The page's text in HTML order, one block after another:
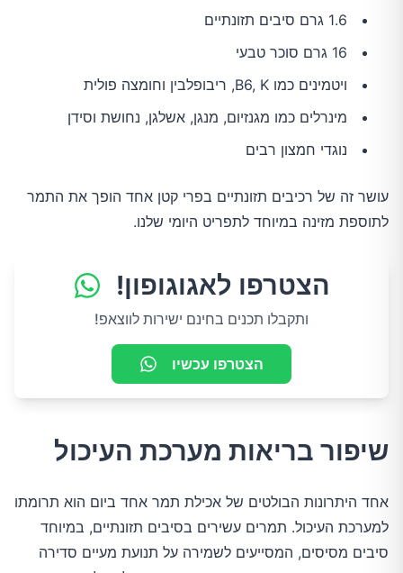
1.6 גרם סיבים תזונתיים
16 גרם סוכר טבעי
ויטמינים כמו B6, K, ריבופלבין וחומצה פולית
מינרלים כמו מגנזיום, מנגן, אשלגן, נחושת וסידן
נוגדי חמצון רבים
עושר זה של רכיבים תזונתיים בפרי קטן אחד הופך את התמר
לתוספת מזינה במיוחד לתפריט היומי שלנו.
הצטרפו לאגוגופון!
ותקבלו תכנים בחינם ישירות לווצאפ!
הצטרפו עכשיו
שיפור בריאות מערכת העיכול
אחד היתרונות הבולטים של אכילת תמר אחד ביום הוא תרומתו
למערכת העיכול. תמרים עשירים בסיבים תזונתיים, במיוחד
סיבים מסיסים, המסייעים לשמירה על תנועת מעיים סדירה